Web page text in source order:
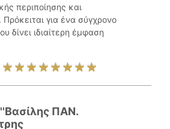
περιποίησης και
για ένα σύγχρονο
δίνει ιδιαίτερη έμφαση
ΠΑΝ.